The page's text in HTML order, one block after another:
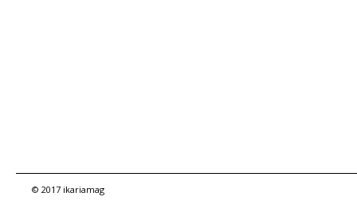
© 2017 ikariamag